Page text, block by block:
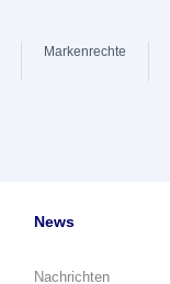
Markenrechte
News
Nachrichten